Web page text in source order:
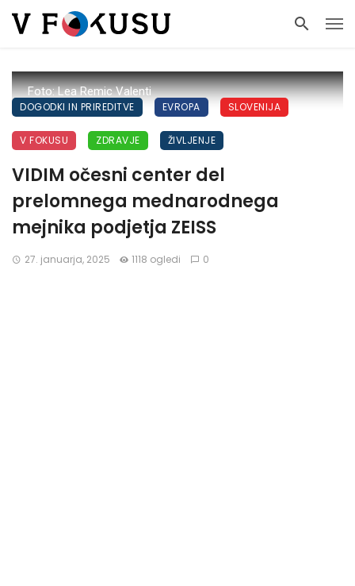
Foto: Lea Remic Valenti
DOGODKI IN PRIREDITVE EVROPA SLOVENIJA
V FOKUSU ZDRAVJE ŽIVLJENJE
VIDIM očesni center del
prelomnega mednarodnega
mejnika podjetja ZEISS
27. januarja, 2025 1118 ogledi 0